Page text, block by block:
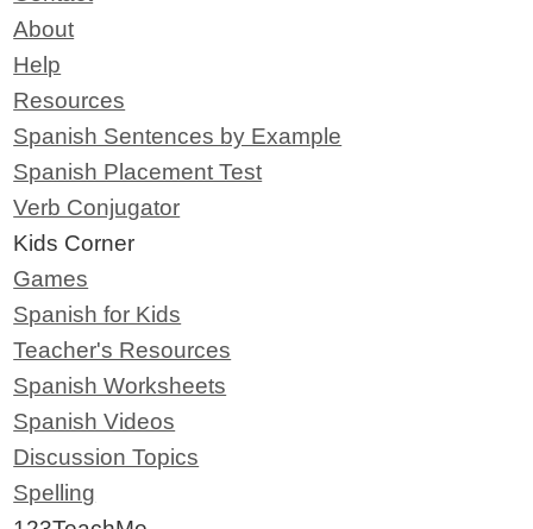
About
Help
Resources
Spanish Sentences by Example
Spanish Placement Test
Verb Conjugator
Kids Corner
Games
Spanish for Kids
Teacher's Resources
Spanish Worksheets
Spanish Videos
Discussion Topics
Spelling